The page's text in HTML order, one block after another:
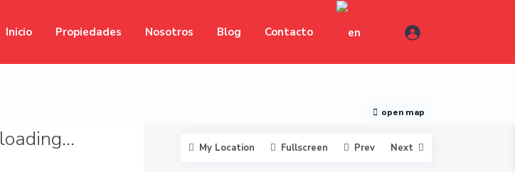
Inicio Propiedades Nosotros Blog Contacto
loading...
open map
My Location Fullscreen Prev Next